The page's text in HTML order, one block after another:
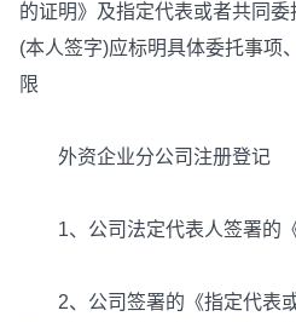
的证明》及指定代表或者共同
(本人签字)应标明具体委托事项
限
外资企业分公司注册登记
1、公司法定代表人签署的《
2、公司签署的《指定代表或